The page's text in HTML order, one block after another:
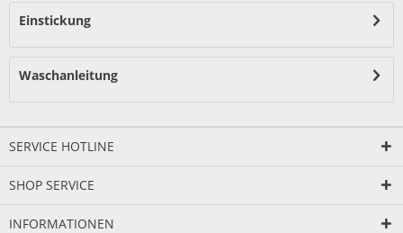
Einstickung
Waschanleitung
SERVICE HOTLINE
SHOP SERVICE
INFORMATIONEN